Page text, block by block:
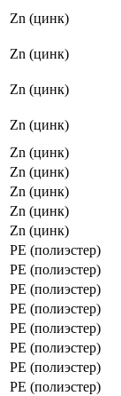
Zn (цинк)
Zn (цинк)
Zn (цинк)
Zn (цинк)
Zn (цинк)
Zn (цинк)
Zn (цинк)
Zn (цинк)
Zn (цинк)
РЕ (полиэстер)
РЕ (полиэстер)
РЕ (полиэстер)
РЕ (полиэстер)
РЕ (полиэстер)
РЕ (полиэстер)
РЕ (полиэстер)
РЕ (полиэстер)